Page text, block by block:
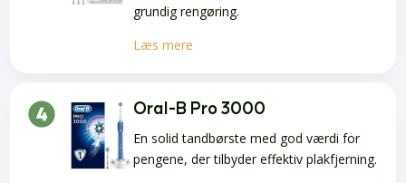
grundig rengøring.
Læs mere
Oral-B Pro 3000
En solid tandbørste med god værdi for
pengene, der tilbyder effektiv plakfjerning.